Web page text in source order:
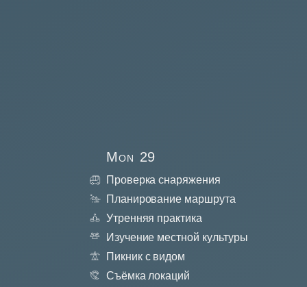
Mon 29
Проверка снаряжения
Планирование маршрута
Утренняя практика
Изучение местной культуры
Пикник с видом
Съёмка локаций